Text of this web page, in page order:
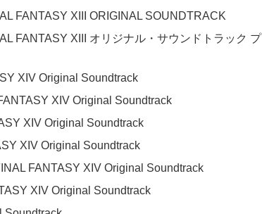
FANTASY XIII ORIGINAL SOUNDTRACK
FANTASY XIII オリジナル・サウンドトラック プ
XIV Original Soundtrack
XIV Original Soundtrack
XIV Original Soundtrack
XIV Original Soundtrack
FANTASY XIV Original Soundtrack
XIV Original Soundtrack